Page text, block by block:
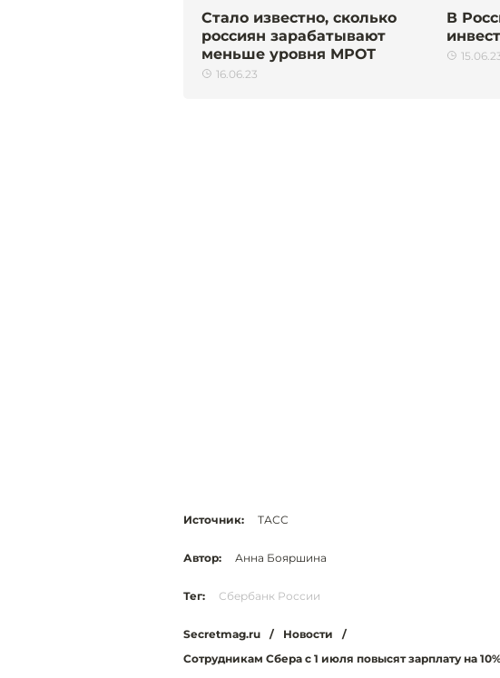
Стало известно, сколько
россиян зарабатывают
меньше уровня МРОТ
16.06.23
В
Источник: ТАСС
Автор: Анна Бояршина
Тег: Сбербанк России
Secretmag.ru / Новости
/
Сотрудникам Сбера с 1 июля повысят зарплату на